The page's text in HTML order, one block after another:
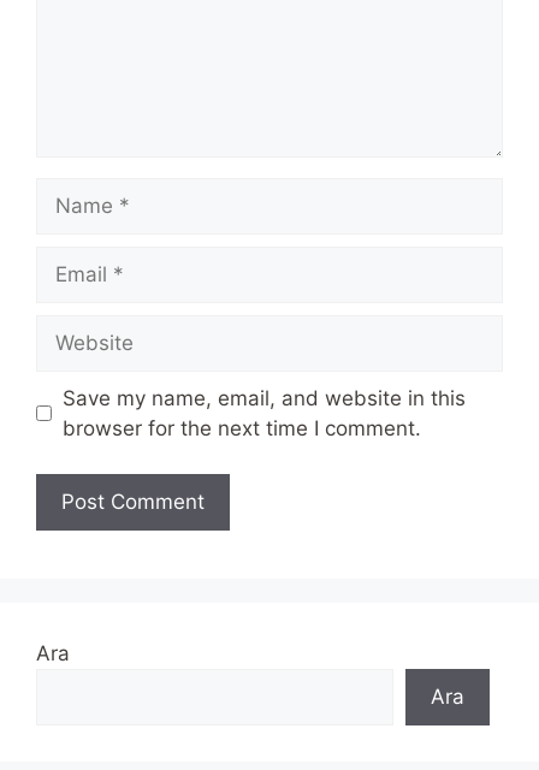
Save my name, email, and website in this
browser for the next time I comment.
Ara
Ara